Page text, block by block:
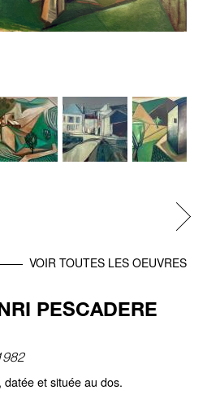
Next
VOIR TOUTES LES OEUVRES
PESCADERE
et située au dos.